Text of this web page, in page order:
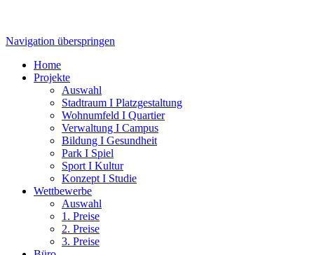
Navigation überspringen
Home
Projekte
Auswahl
Stadtraum I Platzgestaltung
Wohnumfeld I Quartier
Verwaltung I Campus
Bildung I Gesundheit
Park I Spiel
Sport I Kultur
Konzept I Studie
Wettbewerbe
Auswahl
1. Preise
2. Preise
3. Preise